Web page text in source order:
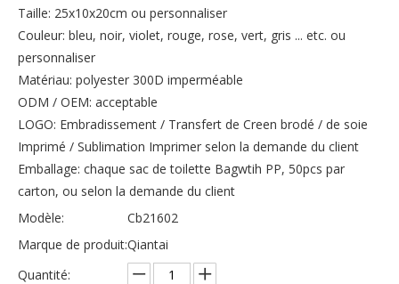
Taille: 25x10x20cm ou personnaliser
Couleur: bleu, noir, violet, rouge, rose, vert, gris ... etc. ou
personnaliser
Matériau: polyester 300D imperméable
ODM / OEM: acceptable
LOGO: Embradissement / Transfert de Creen brodé / de soie
Imprimé / Sublimation Imprimer selon la demande du client
Emballage: chaque sac de toilette Bagwtih PP, 50pcs par
carton, ou selon la demande du client
Modèle:
Cb21602
Marque de produit:Qiantai
Quantité: